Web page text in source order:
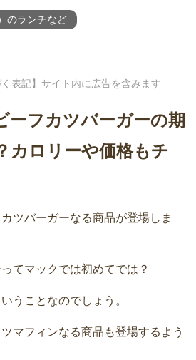
のランチなど
く表記】サイト内に広告を含みます
ーフカツバーガーの期
カロリーや価格もチ
ツバーガーなる商品が登場しま
てマックでは初めてでは？
うことなのでしょう。
マフィンなる商品も登場するよう